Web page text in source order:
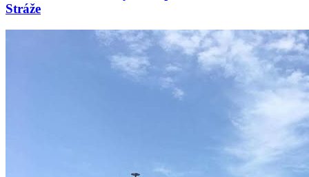
Stráže